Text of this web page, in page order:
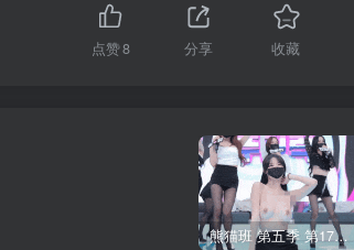
点赞8 分享 收藏
熊猫班 第五季 第17期 最终职级赛&完结